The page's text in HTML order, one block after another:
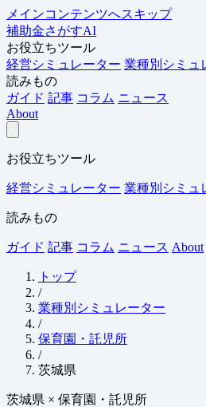
メインコンテンツへスキップ
補助金さがすAI
お役立ちツール
経営シミュレーター 業種別シミュ
読みもの
ガイド 記事 コラム ニュース
About
お役立ちツール
経営シミュレーター 業種別シミュ
読みもの
ガイド 記事 コラム ニュース About
トップ
/
業種別シミュレーター
/
保育園・託児所
/
茨城県
茨城県 × 保育園・託児所